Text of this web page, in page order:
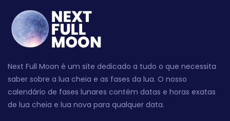
Next Full Moon é um site dedicado a tudo o que necessita
saber sobre a lua cheia e as fases da lua. O nosso
calendário de fases lunares contém datas e horas exatas
de lua cheia e lua nova para qualquer data.